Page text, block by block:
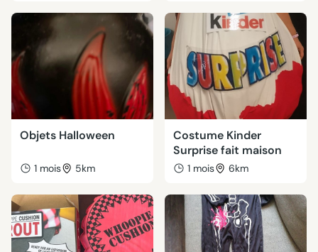
Objets Halloween
1 mois 5km
Costume Kinder
Surprise fait maison
1 mois 6km